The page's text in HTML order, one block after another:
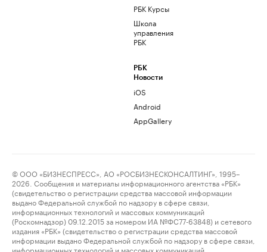
РБК Курсы
Школа
управления
РБК
РБК
Новости
iOS
Android
AppGallery
© ООО «БИЗНЕСПРЕСС», АО «РОСБИЗНЕСКОНСАЛТИНГ», 1995–
2026. Сообщения и материалы информационного агентства «РБК»
(свидетельство о регистрации средства массовой информации
выдано Федеральной службой по надзору в сфере связи,
информационных технологий и массовых коммуникаций
(Роскомнадзор) 09.12.2015 за номером ИА №ФС77-63848) и сетевого
издания «РБК» (свидетельство о регистрации средства массовой
информации выдано Федеральной службой по надзору в сфере связи,
информационных технологий и массовых коммуникаций